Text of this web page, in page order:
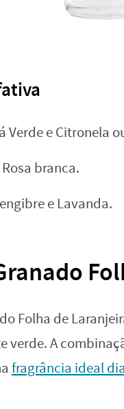
Verde e Citronela
branca.
e Lavanda.
Folha de
verde. A
fragrância ideal